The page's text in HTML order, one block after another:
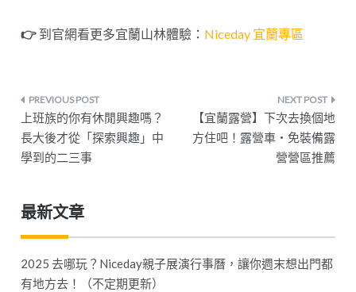
👉 到官網看更多宜蘭山林體驗： Niceday 宜蘭專區
文
章
導
覽
上班族的你有休閒興趣嗎？
長大後才從「探索興趣」中
學到的二三事
【宜蘭露營】下次去換個地
方住吧！露營車・免裝備露
營營區推薦
最新文章
2025 去哪玩？Niceday親子展演行事曆，讓你週末想出門都
有地方去！（不定期更新）